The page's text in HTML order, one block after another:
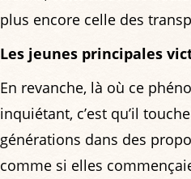
plus encore celle des
Les jeunes principales
En revanche, là où ce
inquiétant, c’est qu’il
générations dans des
comme si elles